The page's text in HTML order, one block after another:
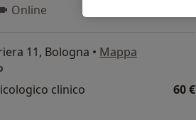
Online
11, Bologna • Mappa
clinico 60 €